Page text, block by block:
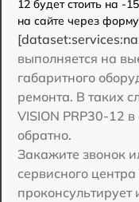
12 будет стоить на -
на сайте через
выполняется на
габаритного
ремонта. В таких
VISION PRP30-12
обратно.
Закажите звонок
сервисного
проконсультирует